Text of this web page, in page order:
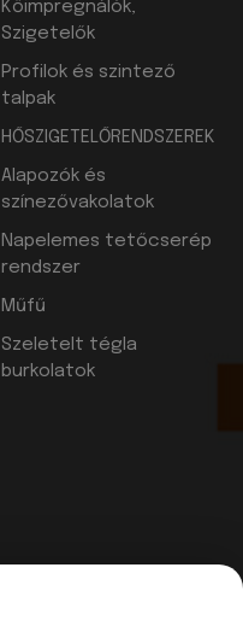
Kőimpregnálók,
Szigetelők
Profilok és szintező
talpak
HŐSZIGETELŐRENDSZEREK
Alapozók és
színezővakolatok
Napelemes tetőcserép
rendszer
Műfű
Szeletelt tégla
burkolatok